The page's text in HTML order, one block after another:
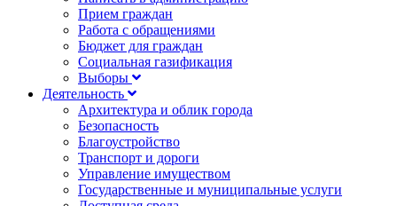
Прием граждан
Работа с обращениями
Бюджет для граждан
Социальная газификация
Выборы
Деятельность
Архитектура и облик города
Безопасность
Благоустройство
Транспорт и дороги
Управление имуществом
Государственные и муниципальные услуги